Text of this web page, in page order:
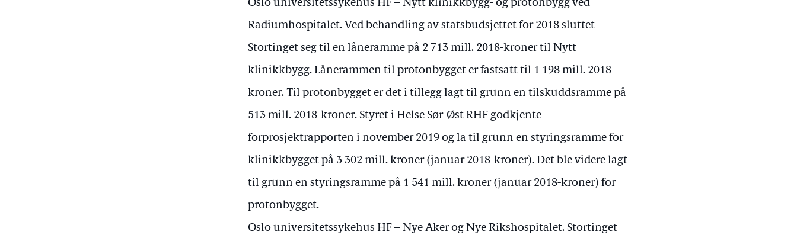
Oslo universitetssykehus HF – Nytt klinikkbygg- og protonbygg ved
Radiumhospitalet. Ved behandling av statsbudsjettet for 2018 sluttet
Stortinget seg til en låneramme på 2 713 mill. 2018-kroner til Nytt
klinikkbygg. Lånerammen til protonbygget er fastsatt til 1 198 mill. 2018-
kroner. Til protonbygget er det i tillegg lagt til grunn en tilskuddsramme på
513 mill. 2018-kroner. Styret i Helse Sør-Øst RHF godkjente
forprosjektrapporten i november 2019 og la til grunn en styringsramme for
klinikkbygget på 3 302 mill. kroner (januar 2018-kroner). Det ble videre lagt
til grunn en styringsramme på 1 541 mill. kroner (januar 2018-kroner) for
protonbygget.
Oslo universitetssykehus HF – Nye Aker og Nye Rikshospitalet. Stortinget